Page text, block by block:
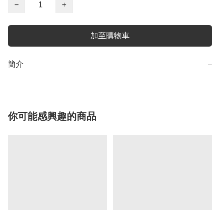
−
+
加至購物車
簡介 −
你可能感興趣的商品